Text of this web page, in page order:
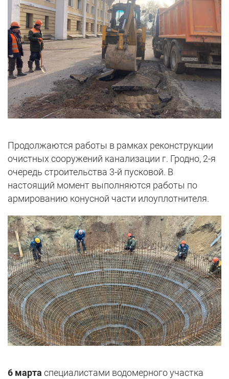
Продолжаются работы в рамках реконструкции
очистных сооружений канализации г. Гродно, 2-я
очередь строительства 3-й пусковой. В
настоящий момент выполняются работы по
армированию конусной части илоуплотнителя.
6 марта специалистами водомерного участка